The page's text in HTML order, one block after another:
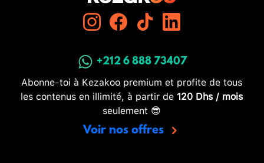
+212 6 888 73407
Abonne-toi à Kezakoo premium et profite de tous
les contenus en illimité, à partir de 120 Dhs / mois
seulement 😎
Voir nos offres